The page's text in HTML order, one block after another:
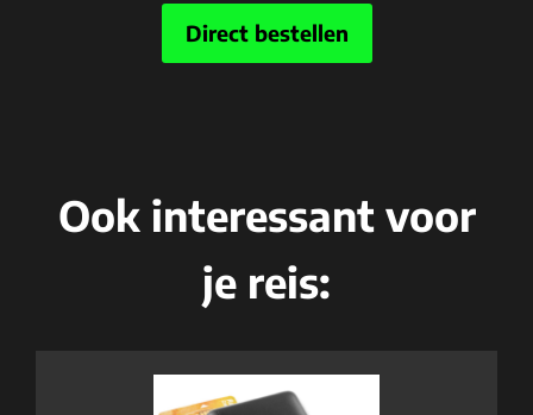
Direct bestellen
Ook interessant voor
je reis: